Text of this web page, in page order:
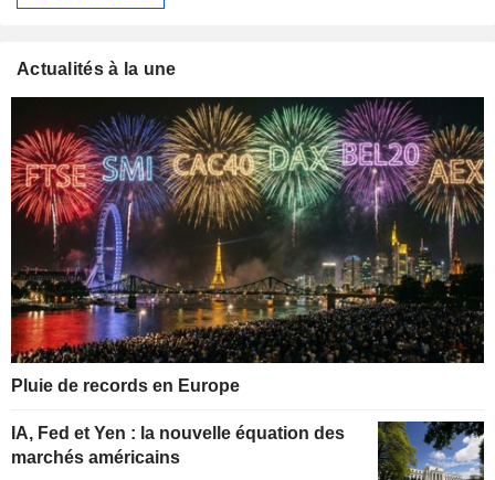
Actualités à la une
Pluie de records en Europe
IA, Fed et Yen : la nouvelle équation des
marchés américains